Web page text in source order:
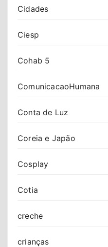
Cidades
Ciesp
Cohab 5
ComunicacaoHumana
Conta de Luz
Coreia e Japão
Cosplay
Cotia
creche
crianças